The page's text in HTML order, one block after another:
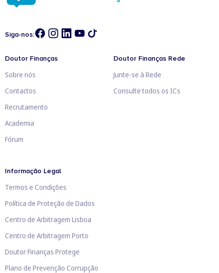
Siga-nos:
Doutor Finanças
Sobre nós
Contactos
Recrutamento
Academia
Fórum
Doutor Finanças Rede
Junte-se à Rede
Consulte todos os ICs
Informação Legal
Termos e Condições
Política de Proteção de Dados
Centro de Arbitragem Lisboa
Centro de Arbitragem Porto
Doutor Finanças Protege
Plano de Prevenção Corrupção